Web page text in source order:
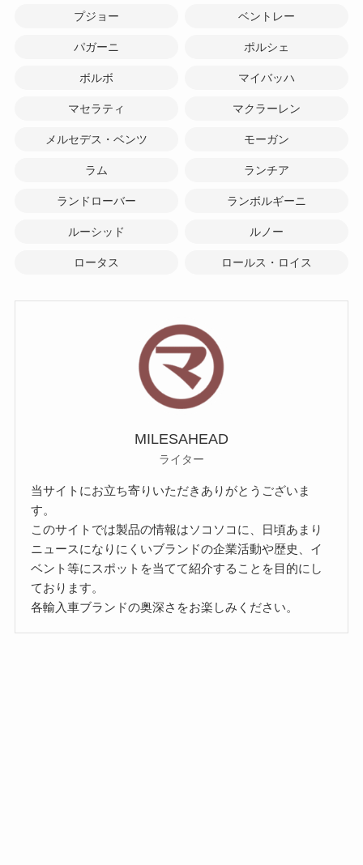
プジョー ベントレー
パガーニ ポルシェ
ボルボ マイバッハ
マセラティ マクラーレン
メルセデス・ベンツ モーガン
ラム ランチア
ランドローバー ランボルギーニ
ルーシッド ルノー
ロータス ロールス・ロイス
MILESAHEAD
ライター
当サイトにお立ち寄りいただきありがとうございま
す。
このサイトでは製品の情報はソコソコに、日頃あまり
ニュースになりにくいブランドの企業活動や歴史、イ
ベント等にスポットを当てて紹介することを目的にし
ております。
各輸入車ブランドの奥深さをお楽しみください。